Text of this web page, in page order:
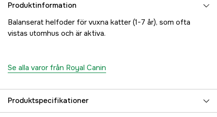
Produktinformation
Balanserat helfoder för vuxna katter (1-7 år), som ofta
vistas utomhus och är aktiva.
Se alla varor från Royal Canin
Produktspecifikationer